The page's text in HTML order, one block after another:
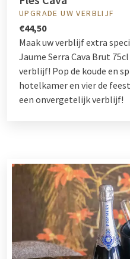
UPGRADE UW VERBLIJF
€44,50
Maak uw verblijf extra
Jaume Serra Cava Brut
verblijf! Pop de koude en
hotelkamer en vier de
een onvergetelijk verblijf!